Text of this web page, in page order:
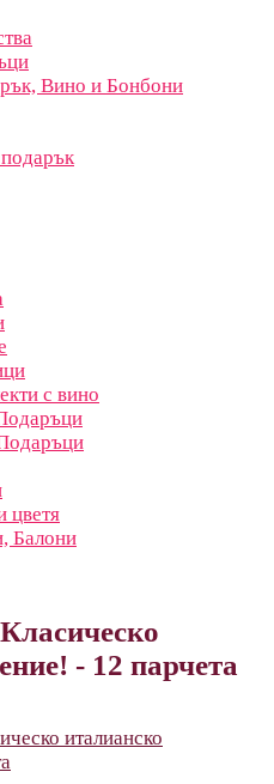
Вино и Бонбони
с вино
цветя
Балони
- 12 парчета
италианско